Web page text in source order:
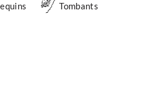
Tombants